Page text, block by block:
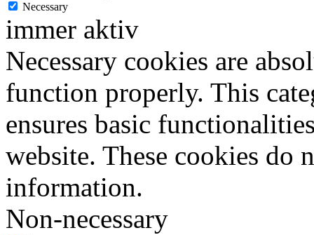
Necessary
immer aktiv
Necessary cookies are
function properly. This
ensures basic
website. These cookies do
information.
Non-necessary